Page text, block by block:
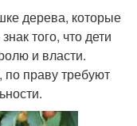
дерева, которые
того, что дети
и власти.
праву требуют